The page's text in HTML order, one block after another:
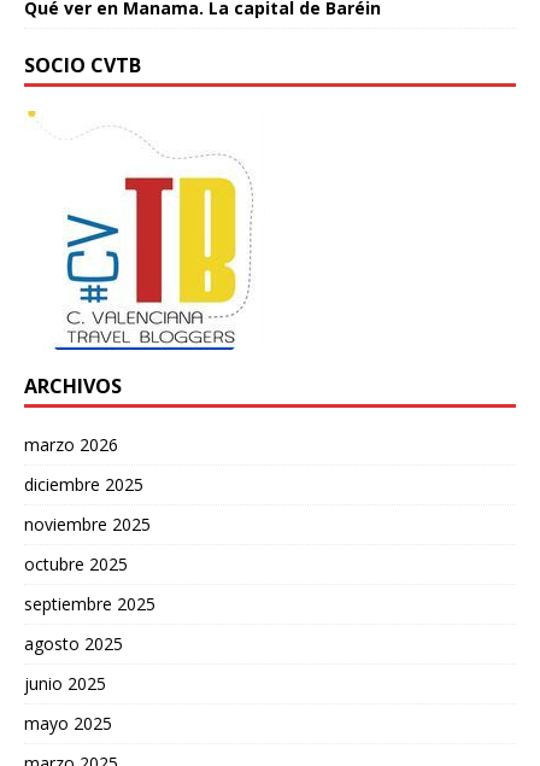
Qué ver en Manama. La capital de Baréin
SOCIO CVTB
ARCHIVOS
marzo 2026
diciembre 2025
noviembre 2025
octubre 2025
septiembre 2025
agosto 2025
junio 2025
mayo 2025